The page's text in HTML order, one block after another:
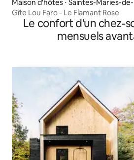
Maison d'hôtes ⋅ Saintes-Maries-
Gîte Lou Faro - Le Flamant Rose
Le confort d'un chez-
mensuels